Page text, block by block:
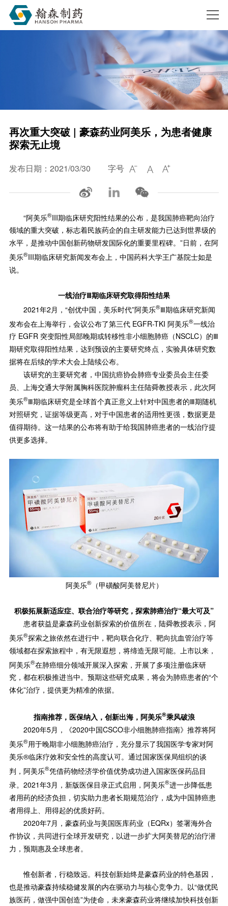
再次重大突破 | 豪森药业阿美乐，为患者健康
探索无止境
发布日期：2021/03/30 字号   
“阿美乐®III期临床研究阳性结果的公布，是我国肺癌靶向治疗
领域的重大突破，标志着民族药企的自主研发能力已达到世界级的
水平，是推动中国创新药物研发国际化的重要里程碑。”日前，在阿
美乐®III期临床研究新闻发布会上，中国药科大学王广基院士如是
说。
一线治疗Ⅲ期临床研究取得阳性结果
2021年2月，“创优中国，美乐时代”阿美乐®Ⅲ期临床研究新闻
发布会在上海举行，会议公布了第三代 EGFR-TKI 阿美乐®一线治
疗 EGFR 突变阳性局部晚期或转移性非小细胞肺癌（NSCLC）的Ⅲ
期研究取得阳性结果，达到预设的主要研究终点，实验具体研究数
据将在后续的学术大会上陆续公布。
该研究的主要研究者，中国抗癌协会肺癌专业委员会主任委
员、上海交通大学附属胸科医院肿瘤科主任陆舜教授表示，此次阿
美乐®Ⅲ期临床研究是全球首个真正意义上针对中国患者的Ⅲ期随机
对照研究，证据等级更高，对于中国患者的适用性更强，数据更是
值得期待。这一结果的公布将有助于给我国肺癌患者的一线治疗提
供更多选择。
阿美乐®（甲磺酸阿美替尼片）
积极拓展新适应症、联合治疗等研究，探索肺癌治疗“最大可及”
患者获益是豪森药业创新探索的价值所在，陆舜教授表示，阿
美乐®探索之旅依然在进行中，靶向联合化疗、靶向抗血管治疗等
领域都在探索旅程中，有无限遐想，将缔造无限可能。上市以来，
阿美乐®在肺癌细分领域开展深入探索，开展了多项注册临床研
究，都在积极推进当中。预期这些研究成果，将会为肺癌患者的“个
体化”治疗，提供更为精准的依据。
指南推荐，医保纳入，创新出海，阿美乐®乘风破浪
2020年5月，《2020中国CSCO非小细胞肺癌指南》推荐将阿
美乐®用于晚期非小细胞肺癌治疗，充分显示了我国医学专家对阿
美乐®临床疗效和安全性的高度认可。通过国家医保局组织的谈
判，阿美乐®凭借药物经济学价值优势成功进入国家医保药品目
录。2021年3月，新版医保目录正式启用，阿美乐®进一步降低患
者用药的经济负担，切实助力患者长期规范治疗，成为中国肺癌患
者用得上、用得起的优质好药。
2020年7月，豪森药业与美国医库药业（EQRx）签署海外合
作协议，共同进行全球开发研究，以进一步扩大阿美替尼的治疗潜
力，预期惠及全球患者。
惟创新者，行稳致远。科技创新始终是豪森药业的特色基因，
也是推动豪森持续稳健发展的内在驱动力与核心竞争力。以“做优民
族医药，做强中国创造”为使命，未来豪森药业将继续加快科技创新